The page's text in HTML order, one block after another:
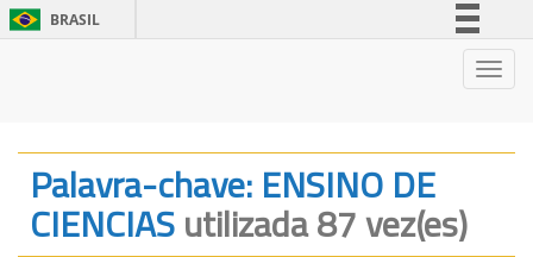
BRASIL
Legislação
Canais
Palavra-chave: ENSINO DE
CIENCIASutilizada 87 vez(es)